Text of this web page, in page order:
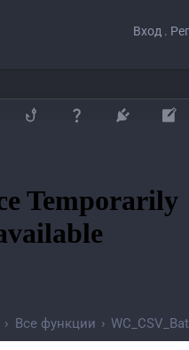
Вход .
› Все функции ›